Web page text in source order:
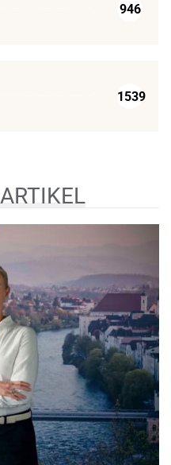
946
1539
ARTIKEL